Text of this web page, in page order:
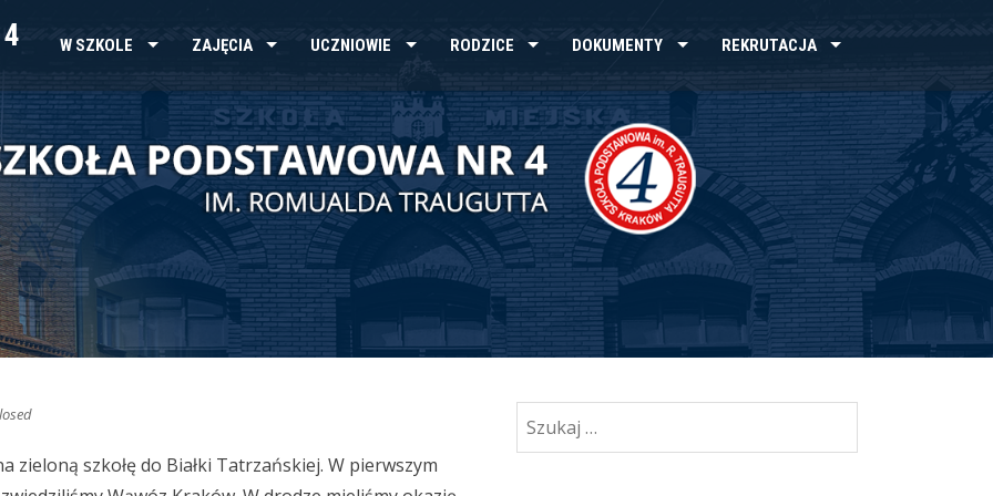
W SZKOLE ZAJĘCIA UCZNIOWIE RODZICE DOKUMENTY REKRUTACJA
zieloną szkołę do Białki Tatrzańskiej. W pierwszym
Szukaj: